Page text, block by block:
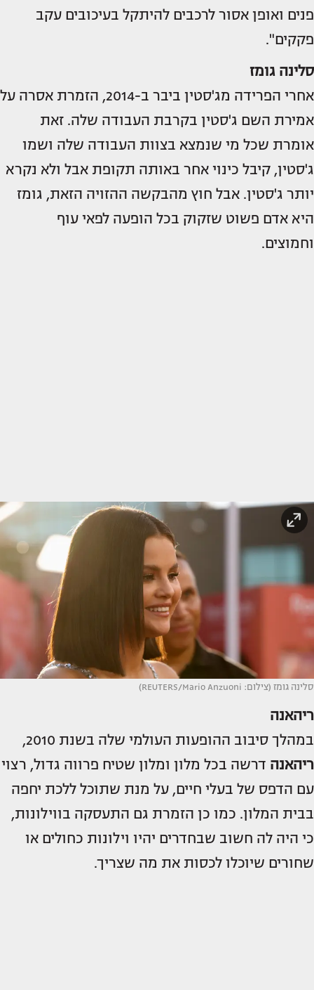
פנים ואופן אסור לרכבים להיתקל בעיכובים עקב
פקקים".
סלינה גומז
אחרי הפרידה מג'סטין ביבר ב-2014, הזמרת אסרה על
אמירת השם ג'סטין בקרבת העבודה שלה. זאת
אומרת שכל מי שנמצא בצוות העבודה שלה ושמו
ג'סטין, קיבל כינוי אחר באותה תקופת אבל ולא נקרא
יותר ג'סטין. אבל חוץ מהבקשה ההזויה הזאת, גומז
היא אדם פשוט שזקוק בכל הופעה לפאי עוף
וחמוצים.
סלינה גומז (צילום: REUTERS/Mario Anzuoni)
ריהאנה
במהלך סיבוב ההופעות העולמי שלה בשנת 2010,
ריהאנה דרשה בכל מלון ומלון שטיח פרווה גדול, רצוי
עם הדפס של בעלי חיים, על מנת שתוכל ללכת יחפה
בבית המלון. כמו כן הזמרת גם התעסקה בווילונות,
כי היה לה חשוב שבחדרים יהיו וילונות כחולים או
שחורים שיוכלו לכסות את מה שצריך.